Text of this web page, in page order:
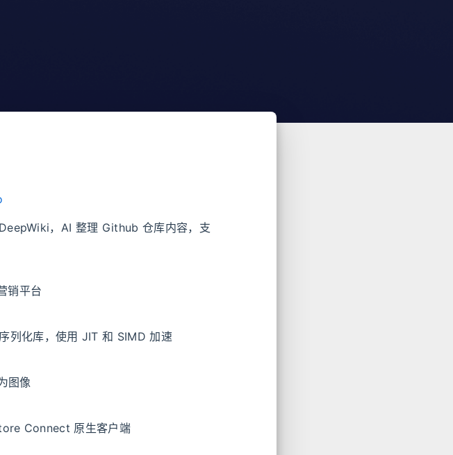
，AI 整理 Github 仓库内容，支
销平台
列化库，使用 JIT 和 SIMD 加速
图像
Connect 原生客户端